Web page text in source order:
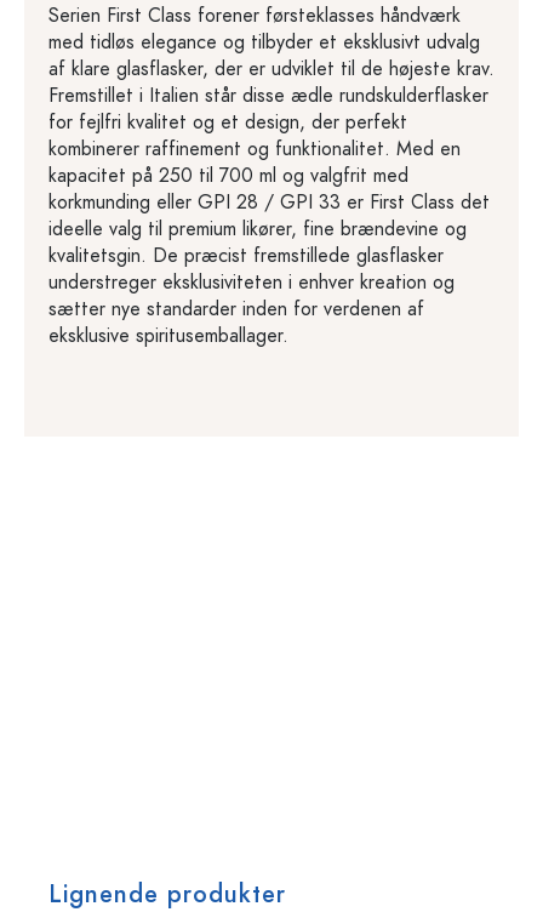
Serien First Class forener førsteklasses håndværk
med tidløs elegance og tilbyder et eksklusivt udvalg
af klare glasflasker, der er udviklet til de højeste krav.
Fremstillet i Italien står disse ædle rundskulderflasker
for fejlfri kvalitet og et design, der perfekt
kombinerer raffinement og funktionalitet. Med en
kapacitet på 250 til 700 ml og valgfrit med
korkmunding eller GPI 28 / GPI 33 er First Class det
ideelle valg til premium likører, fine brændevine og
kvalitetsgin. De præcist fremstillede glasflasker
understreger eksklusiviteten i enhver kreation og
sætter nye standarder inden for verdenen af
eksklusive spiritusemballager.
Lignende produkter